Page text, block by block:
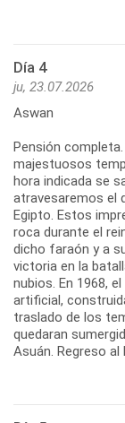
Día 4
ju, 23.07.2026
Aswan
Pensión
majestuosos
hora indicada se
atravesaremos el
Egipto. Estos
roca durante el
dicho faraón y a
victoria en la
nubios. En 1968,
artificial,
traslado de los
quedaran
Asuán. Regreso al